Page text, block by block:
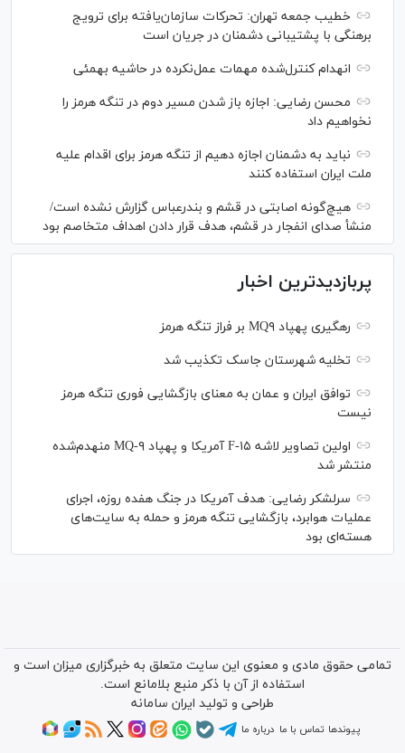
خطیب جمعه تهران: تحرکات سازمان‌یافته برای ترویج
برهنگی با پشتیبانی دشمنان در جریان است
انهدام کنترل‌شده مهمات عمل‌نکرده در حاشیه بهمئی
محسن رضایی: اجازه باز شدن مسیر دوم در تنگه هرمز را
نخواهیم داد
نباید به دشمنان اجازه دهیم از تنگه هرمز برای اقدام علیه
ملت ایران استفاده کنند
هیچ‌گونه اصابتی در قشم و بندرعباس گزارش نشده است/
منشأ صدای انفجار در قشم، هدف قرار دادن اهداف متخاصم بود
پربازدیدترین اخبار
رهگیری پهپاد MQ۹ بر فراز تنگه هرمز
تخلیه شهرستان جاسک تکذیب شد
توافق ایران و عمان به معنای بازگشایی فوری تنگه هرمز
نیست
اولین تصاویر لاشه F-۱۵ آمریکا و پهپاد MQ-۹ منهدم‌شده
منتشر شد
سرلشکر رضایی: هدف آمریکا در جنگ هفده روزه، اجرای
عملیات هوابرد، بازگشایی تنگه هرمز و حمله به سایت‌های
هسته‌ای بود
تمامی حقوق مادی و معنوی این سایت متعلق به خبرگزاری میزان است و
استفاده از آن با ذکر منبع بلامانع است.
طراحی و تولید ایران سامانه
پیوندها تماس با ما درباره ما